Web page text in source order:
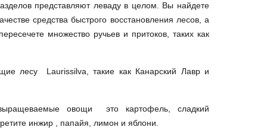
представляют леваду в целом. Вы найдете
средства быстрого восстановления лесов, а
множество ручьев и притоков, таких как
лесу Laurissilva, такие как Канарский Лавр и
выращеваемые овощи это картофель, сладкий
инжир , папайя, лимон и яблони.